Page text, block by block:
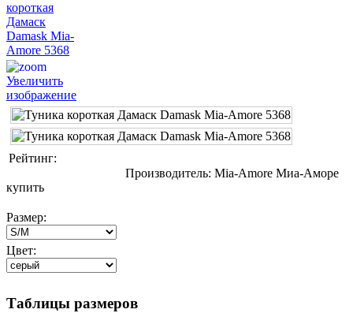
Увеличить
изображение
Рейтинг:
Производитель: Mia-Amore Миа-Аморе
купить
Размер:
Цвет:
Таблицы размеров